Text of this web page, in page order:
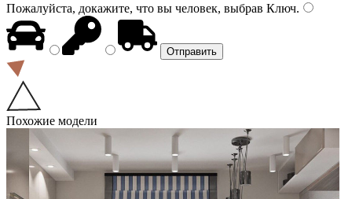
Пожалуйста, докажите, что вы человек, выбрав Ключ.
Похожие модели